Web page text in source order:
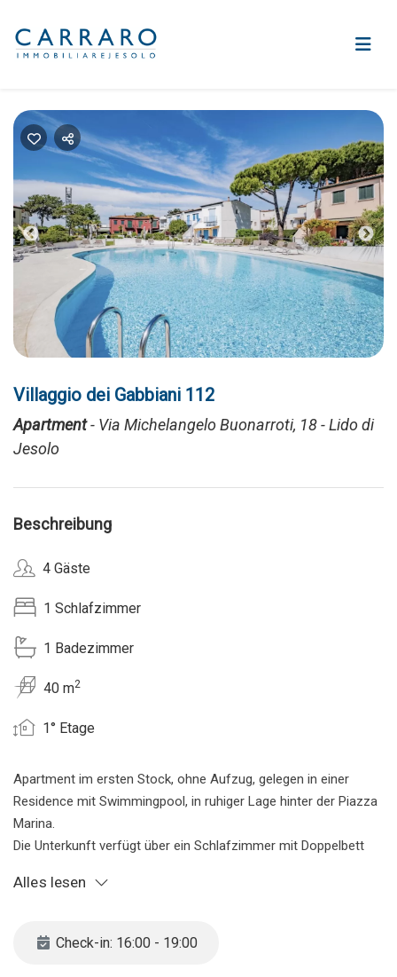
Previous
Villaggio dei Gabbiani 112
Apartment- Via Michelangelo Buonarroti, 18 - Lido di
Jesolo
Beschreibung
4 Gäste
1 Schlafzimmer
1 Badezimmer
40 m2
1° Etage
Apartment im ersten Stock, ohne Aufzug, gelegen in einer
Residence mit Swimmingpool, in ruhiger Lage hinter der Piazza
Marina.
Die Unterkunft verfügt über ein Schlafzimmer mit Doppelbett
kleinen Wohnbereich.
Blick auf den Swimmingpool.
Alles lesen
Check-in: 16:00 - 19:00